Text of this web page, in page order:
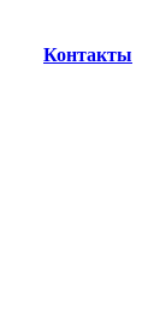
Контакты